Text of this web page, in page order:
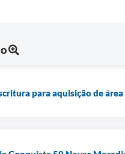
para aquisição de